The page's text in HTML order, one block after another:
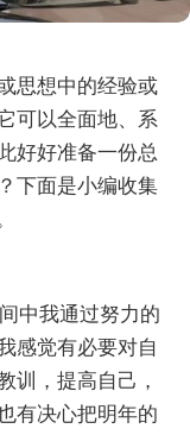
思想中的经验或
可以全面地、系
好好准备一份总
下面是小编收集
中我通过努力的
感觉有必要对自
训，提高自己，
有决心把明年的